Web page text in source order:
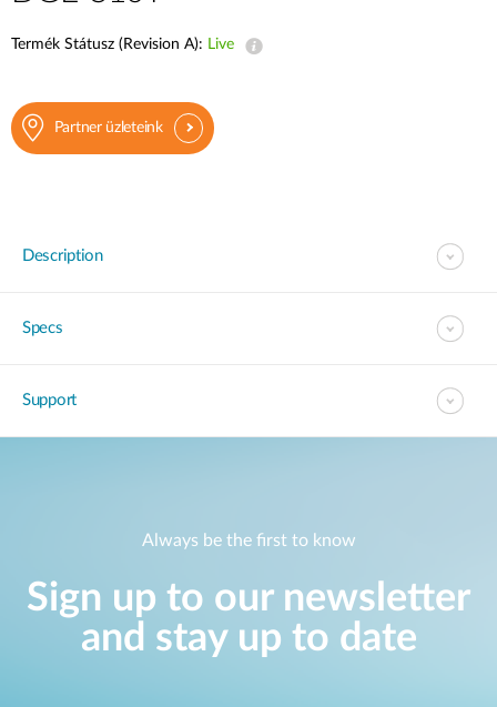
Termék Státusz (Revision A): Live
Partner üzleteink
Description
Specs
Support
Always be the first to know
Sign up to our newsletter
and stay up to date